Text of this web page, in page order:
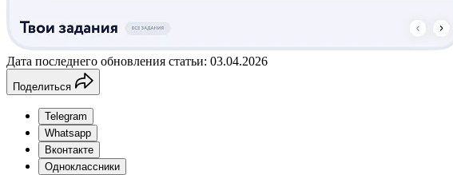
Дата последнего обновления статьи: 03.04.2026
Поделиться
Telegram
Whatsapp
Вконтакте
Одноклассники